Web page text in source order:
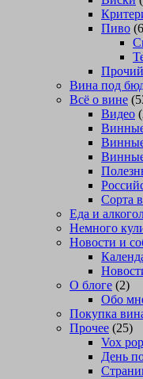
Пиво
Прочий
Вина под
Всё о вине
Видео
Сорта
Еда и
Немного
Новости и
О блоге (2)
Обо
Покупка
Прочее (25)
Vox
День